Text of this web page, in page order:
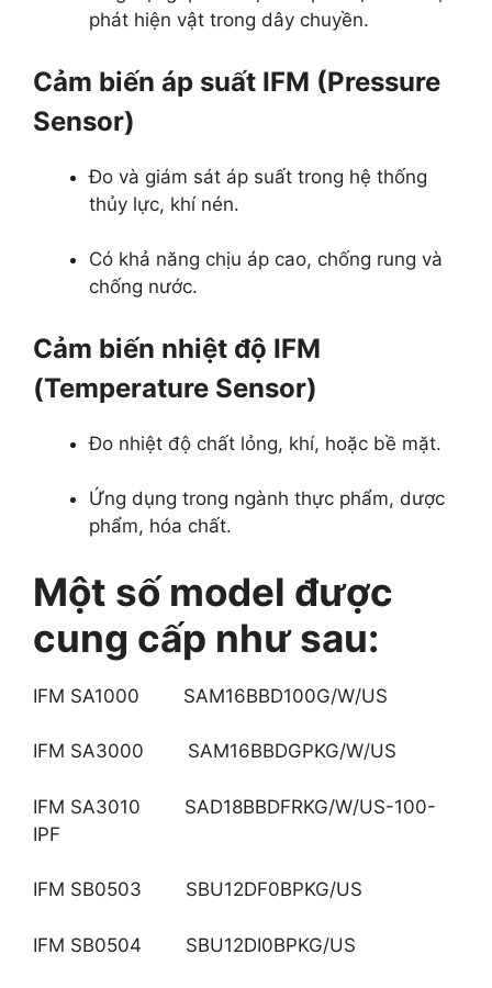
phát hiện vật trong dây chuyền.
Cảm biến áp suất IFM (Pressure
Sensor)
Đo và giám sát áp suất trong hệ thống
thủy lực, khí nén.
Có khả năng chịu áp cao, chống rung và
chống nước.
Cảm biến nhiệt độ IFM
(Temperature Sensor)
Đo nhiệt độ chất lỏng, khí, hoặc bề mặt.
Ứng dụng trong ngành thực phẩm, dược
phẩm, hóa chất.
Một số model được
cung cấp như sau:
IFM SA1000 SAM16BBD100G/W/US
IFM SA3000 SAM16BBDGPKG/W/US
IFM SA3010 SAD18BBDFRKG/W/US-100-
IPF
IFM SB0503 SBU12DF0BPKG/US
IFM SB0504 SBU12DI0BPKG/US